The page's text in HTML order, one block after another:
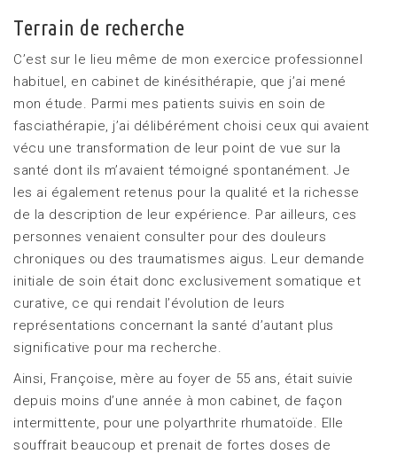
Terrain de recherche
C’est sur le lieu même de mon exercice professionnel
habituel, en cabinet de kinésithérapie, que j’ai mené
mon étude. Parmi mes patients suivis en soin de
fasciathérapie, j’ai délibérément choisi ceux qui avaient
vécu une transformation de leur point de vue sur la
santé dont ils m’avaient témoigné spontanément. Je
les ai également retenus pour la qualité et la richesse
de la description de leur expérience. Par ailleurs, ces
personnes venaient consulter pour des douleurs
chroniques ou des traumatismes aigus. Leur demande
initiale de soin était donc exclusivement somatique et
curative, ce qui rendait l’évolution de leurs
représentations concernant la santé d’autant plus
significative pour ma recherche.
Ainsi, Françoise, mère au foyer de 55 ans, était suivie
depuis moins d’une année à mon cabinet, de façon
intermittente, pour une polyarthrite rhumatoïde. Elle
souffrait beaucoup et prenait de fortes doses de